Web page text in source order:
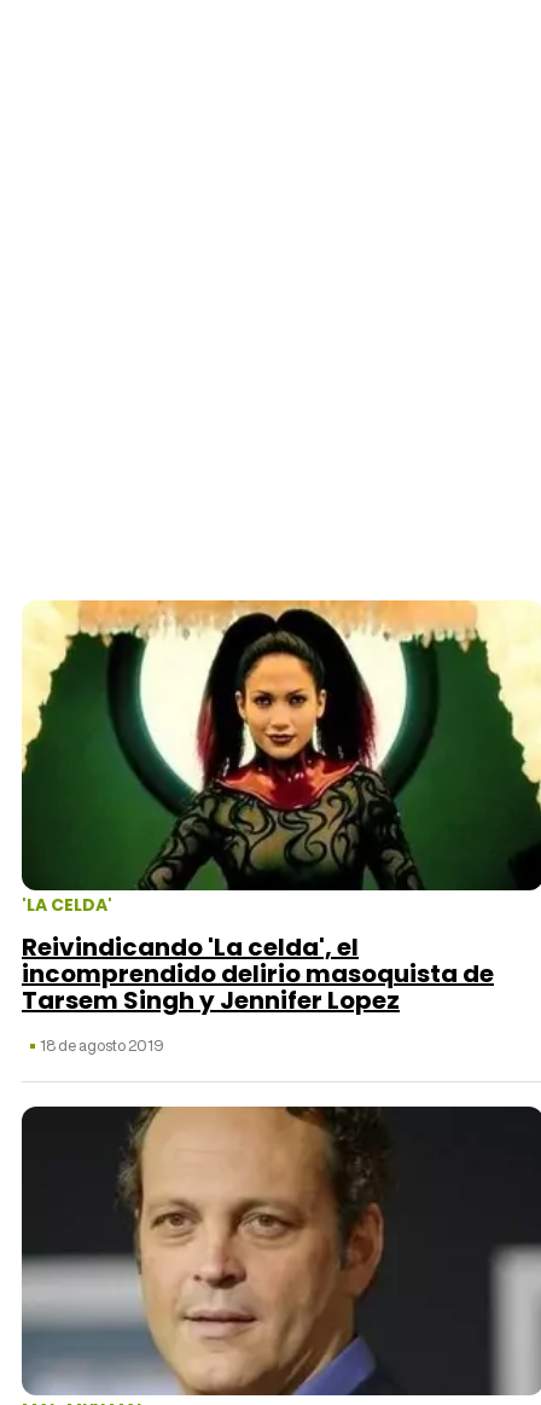
'LA CELDA'
Reivindicando 'La celda', el
incomprendido delirio masoquista de
Tarsem Singh y Jennifer Lopez
18 de agosto 2019